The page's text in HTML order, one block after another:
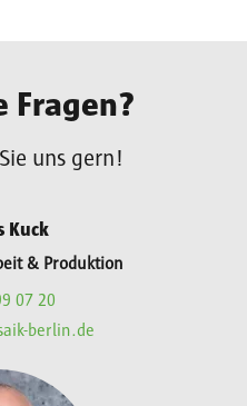
Fragen?
uns gern!
Kuck
& Produktion
07 20
berlin.de